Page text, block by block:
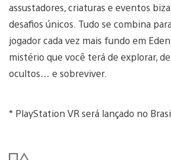
assustadores, criaturas e eventos
desafios únicos. Tudo se combina
jogador cada vez mais fundo em
mistério que você terá de explorar,
ocultos… e sobreviver.
* PlayStation VR será lançado no